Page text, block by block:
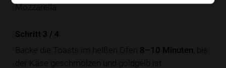
Mozzarella.
Schritt 3 / 4
Backe die Toasts im heißen Ofen 8–10 Minuten , bis
der Käse geschmolzen und goldgelb ist.